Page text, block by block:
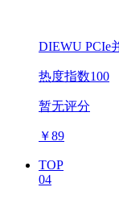
DIEWU PCIe
热度指数100
暂无评分
￥89
TOP
04